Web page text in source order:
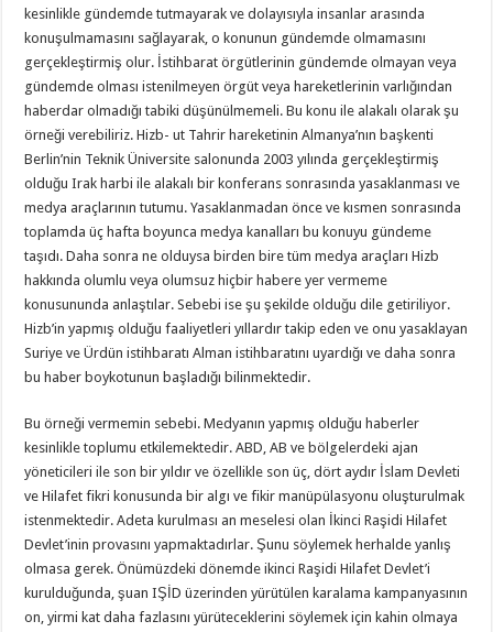
kesinlikle gündemde tutmayarak ve dolayısıyla insanlar arasında
konuşulmamasını sağlayarak, o konunun gündemde olmamasını
gerçekleştirmiş olur. İstihbarat örgütlerinin gündemde olmayan veya
gündemde olması istenilmeyen örgüt veya hareketlerinin varlığından
haberdar olmadığı tabiki düşünülmemeli. Bu konu ile alakalı olarak şu
örneği verebiliriz. Hizb- ut Tahrir hareketinin Almanya’nın başkenti
Berlin’nin Teknik Üniversite salonunda 2003 yılında gerçekleştirmiş
olduğu Irak harbi ile alakalı bir konferans sonrasında yasaklanması ve
medya araçlarının tutumu. Yasaklanmadan önce ve kısmen sonrasında
toplamda üç hafta boyunca medya kanalları bu konuyu gündeme
taşıdı. Daha sonra ne olduysa birden bire tüm medya araçları Hizb
hakkında olumlu veya olumsuz hiçbir habere yer vermeme
konusununda anlaştılar. Sebebi ise şu şekilde olduğu dile getiriliyor.
Hizb’in yapmış olduğu faaliyetleri yıllardır takip eden ve onu yasaklayan
Suriye ve Ürdün istihbaratı Alman istihbaratını uyardığı ve daha sonra
bu haber boykotunun başladığı bilinmektedir.
Bu örneği vermemin sebebi. Medyanın yapmış olduğu haberler
kesinlikle toplumu etkilemektedir. ABD, AB ve bölgelerdeki ajan
yöneticileri ile son bir yıldır ve özellikle son üç, dört aydır İslam Devleti
ve Hilafet fikri konusunda bir algı ve fikir manüpülasyonu oluşturulmak
istenmektedir. Adeta kurulması an meselesi olan İkinci Raşidi Hilafet
Devlet’inin provasını yapmaktadırlar. Şunu söylemek herhalde yanlış
olmasa gerek. Önümüzdeki dönemde ikinci Raşidi Hilafet Devlet’i
kurulduğunda, şuan IŞİD üzerinden yürütülen karalama kampanyasının
on, yirmi kat daha fazlasını yürüteceklerini söylemek için kahin olmaya